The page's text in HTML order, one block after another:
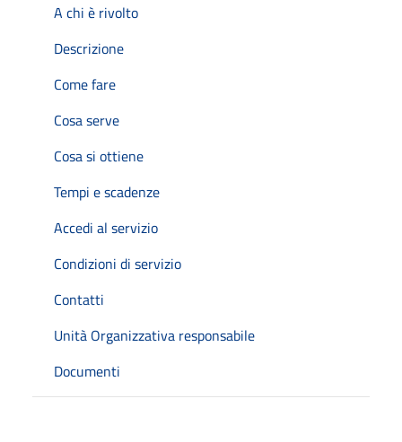
A chi è rivolto
Descrizione
Come fare
Cosa serve
Cosa si ottiene
Tempi e scadenze
Accedi al servizio
Condizioni di servizio
Contatti
Unità Organizzativa responsabile
Documenti